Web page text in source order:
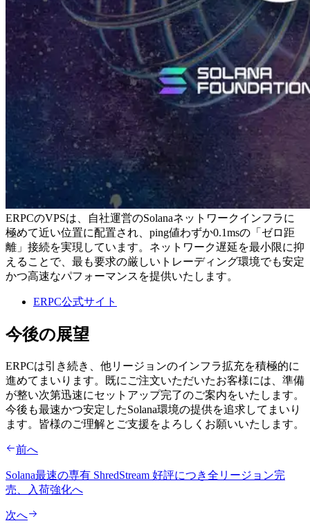
ERPCのVPSは、自社運営のSolanaネットワークインフラに
極めて近い位置に配置され、ping値わずか0.1msの「ゼロ距
離」接続を実現しています。ネットワーク遅延を最小限に抑
えることで、最も要求の厳しいトレーディング環境でも安定
かつ高速なパフォーマンスを提供いたします。
ERPC公式サイト
今後の展望
ERPCは引き続き、他リージョンのインフラ拡充を積極的に
進めてまいります。既にご注文いただいたお客様には、準備
が整い次第迅速にセットアップ完了のご案内をいたします。
今後も最速かつ安定したSolana環境の提供を追求してまいり
ます。皆様のご理解とご支援をよろしくお願いいたします。
前へ
Solana最速の専有 ShredStream 好評につき全リージョン完
売、入荷強化へ
次へ